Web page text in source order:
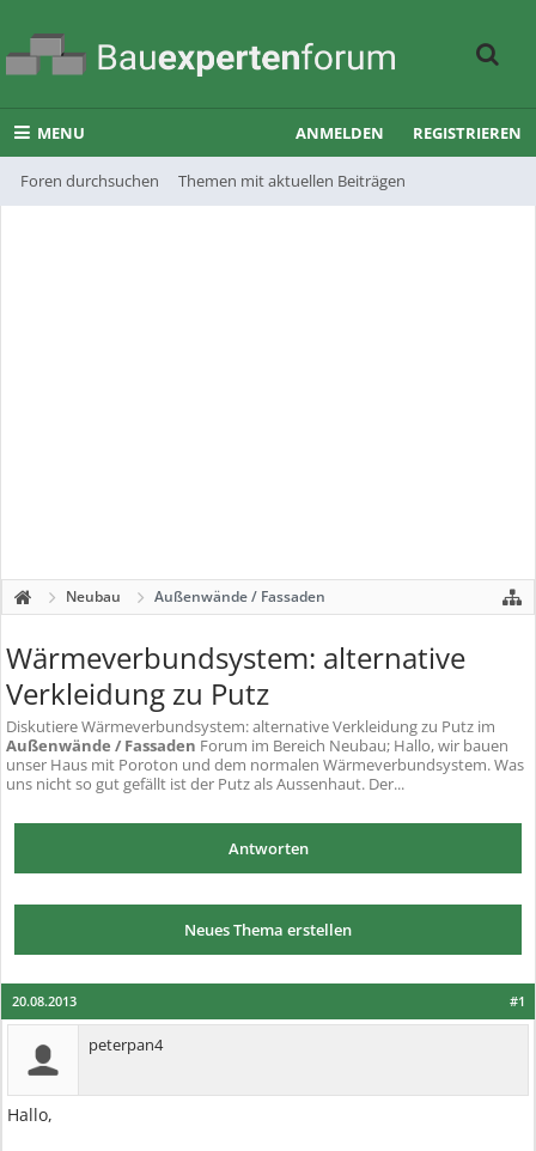
MENU
Foren durchsuchen Themen mit aktuellen Beiträgen
ANMELDEN REGISTRIEREN
Neubau Außenwände / Fassaden
Wärmeverbundsystem: alternative
Verkleidung zu Putz
DiskutiereWärmeverbundsystem: alternative Verkleidung zu Putz im
Außenwände / Fassaden Forum im Bereich Neubau; Hallo, wir bauen
unser Haus mit Poroton und dem normalen Wärmeverbundsystem. Was
uns nicht so gut gefällt ist der Putz als Aussenhaut. Der...
Antworten
Neues Thema erstellen
#1
20.08.2013
peterpan4
Hallo,